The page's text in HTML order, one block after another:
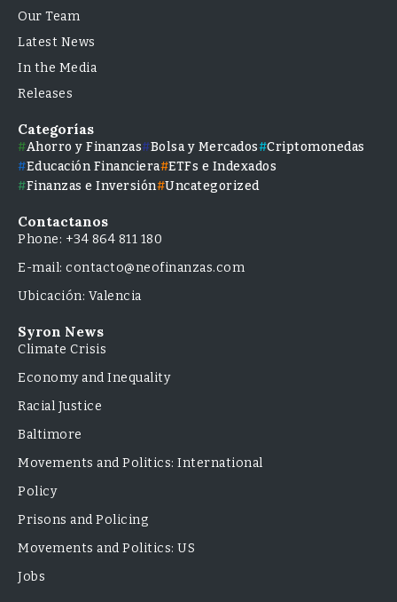
Our Team
Latest News
In the Media
Releases
Categorías
Ahorro y Finanzas Bolsa y Mercados
Criptomonedas
Educación Financiera ETFs e Indexados
Finanzas e Inversión Uncategorized
Contactanos
Phone: +34 864 811 180
E-mail: contacto@neofinanzas.com
Ubicación: Valencia
Syron News
Climate Crisis
Economy and Inequality
Racial Justice
Baltimore
Movements and Politics: International
Policy
Prisons and Policing
Movements and Politics: US
Jobs